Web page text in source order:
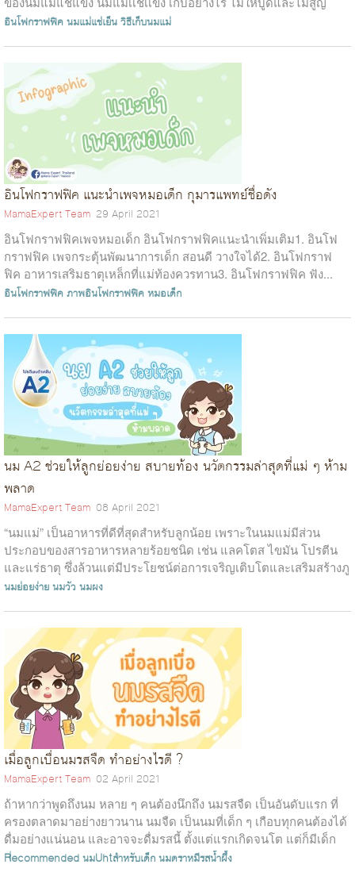
คุณค่า...
อินโฟกราฟฟิคนมแม่แช่เย็นวิธีเก็บนมแม่
อินโฟกราฟฟิค แนะนำเพจหมอเด็ก กุมารแพทย์ชื่อดัง
MamaExpert Team 29 April 2021
อินโฟกราฟฟิคเพจหมอเด็ก อินโฟกราฟฟิคแนะนำเพิ่มเติม1. อินโฟ
กราฟฟิค เพจกระตุ้นพัฒนาการเด็ก สอนดี วางใจได้2. อินโฟกราฟ
ฟิค อาหารเสริมธาตุเหล็กที่แม่ท้องควรทาน3. อินโฟกราฟฟิค ฟัง...
อินโฟกราฟฟิคภาพอินโฟกราฟฟิคหมอเด็ก
นม A2 ช่วยให้ลูกย่อยง่าย สบายท้อง นวัตกรรมล่าสุดที่แม่ ๆ ห้าม
พลาด
MamaExpert Team 08 April 2021
“นมแม่” เป็นอาหารที่ดีที่สุดสำหรับลูกน้อย เพราะในนมแม่มีส่วน
ประกอบของสารอาหารหลายร้อยชนิด เช่น แลคโตส ไขมัน โปรตีน
และแร่ธาตุ ซึ่งล้วนแต่มีประโยชน์ต่อการเจริญเติบโตและเสริมสร้างภู
มิคุ้มก...
นมย่อยง่ายนมวัว นมผง
เมื่อลูกเบื่อนมรสจืด ทำอย่างไรดี ?
MamaExpert Team 02 April 2021
ถ้าหากว่าพูดถึงนม หลาย ๆ คนต้องนึกถึง นมรสจืด เป็นอันดับแรก ที่
ครองตลาดมาอย่างยาวนาน นมจืด เป็นนมที่เด็ก ๆ เกือบทุกคนต้องได้
ดื่มอย่างแน่นอน และอาจจะดื่มรสนี้ ตั้งแต่แรกเกิดจนโต แต่ก็มีเด็ก
บางกลุ่มที...
RecommendedนมUhtสำหรับเด็กนมตราหมีรสน้ำผึ้ง